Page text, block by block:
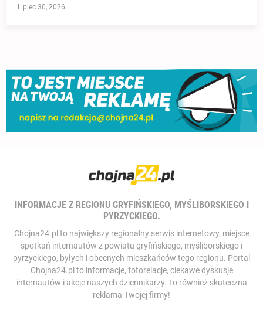
Lipiec 30, 2026
INFORMACJE Z REGIONU GRYFIŃSKIEGO, MYŚLIBORSKIEGO I
PYRZYCKIEGO.
Chojna24.pl to największy regionalny serwis internetowy, miejsce
spotkań internautów z powiatu gryfińskiego, myśliborskiego i
pyrzyckiego, byłych i obecnych mieszkańców tego regionu. Portal
Chojna24.pl to informacje, fotorelacje, ciekawe dyskusje
internautów i akcje naszych dziennikarzy. To również skuteczna
reklama Twojej firmy!